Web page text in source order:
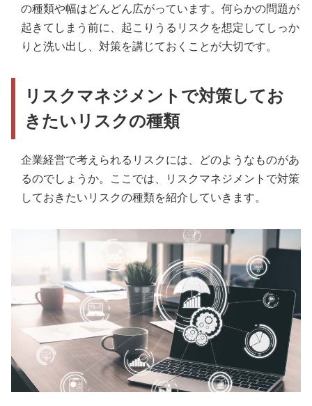
の種類や幅はどんどん広がっています。何らかの問題が
起きてしまう前に、起こりうるリスクを想定してしっか
りと洗い出し、対策を講じておくことが大切です。
リスクマネジメントで対策してお
きたいリスクの種類
企業経営で考えられるリスクには、どのようなものがあ
るのでしょうか。ここでは、リスクマネジメントで対策
しておきたいリスクの種類を紹介していきます。